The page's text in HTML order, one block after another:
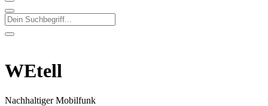
WEtell
Nachhaltiger Mobilfunk